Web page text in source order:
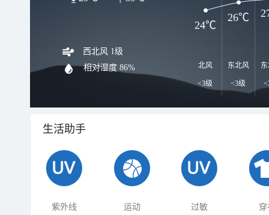
西北风 1级
相对湿度 86% 北风
<3级
东北风
<3级
24℃
26℃
生活助手
紫外线 运动 过敏 穿